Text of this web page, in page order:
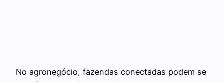
No agronegócio, fazendas conectadas podem se